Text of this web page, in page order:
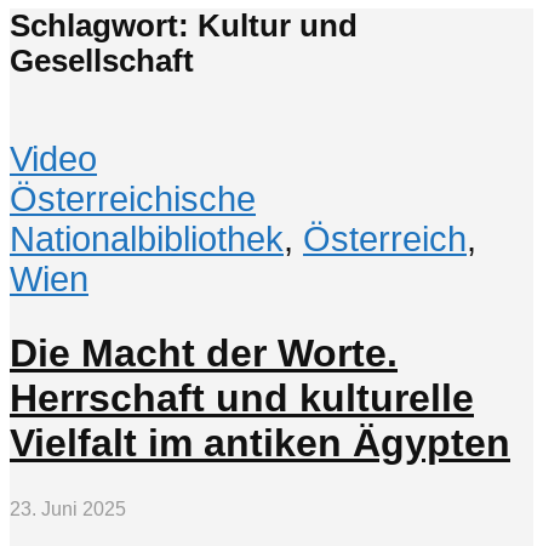
Schlagwort: Kultur und
Gesellschaft
Video
Österreichische
Nationalbibliothek, Österreich,
Wien
Die Macht der Worte.
Herrschaft und kulturelle
Vielfalt im antiken Ägypten
23. Juni 2025